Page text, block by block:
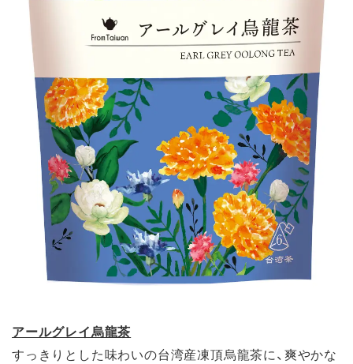
アールグレイ烏龍茶
すっきりとした味わいの台湾産凍頂烏龍茶に、爽やかな